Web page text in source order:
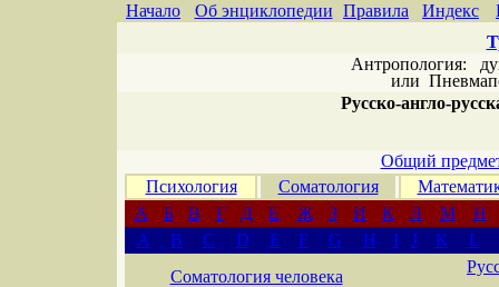
Начало Об энциклопедии Правила Индекс
Антропология:
или
Русско-англо-
Общий
Психология
Соматология
А
Б В Г Д Е Ж З И К Л М
Н
A
B C D E F G H I J K
L
Соматология человека